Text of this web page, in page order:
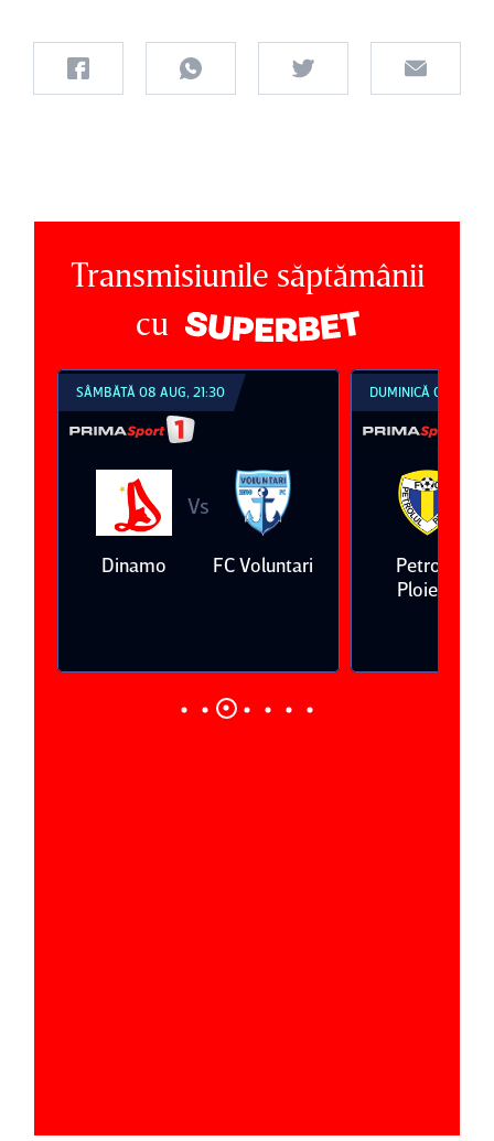
Transmisiunile săptămânii
cu
SÂMBĂTĂ 08 AUG, 21:30
Dinamo
Vs
FC Voluntari
DUMINICĂ 09 AUG,
Petrolul
Ploieşti